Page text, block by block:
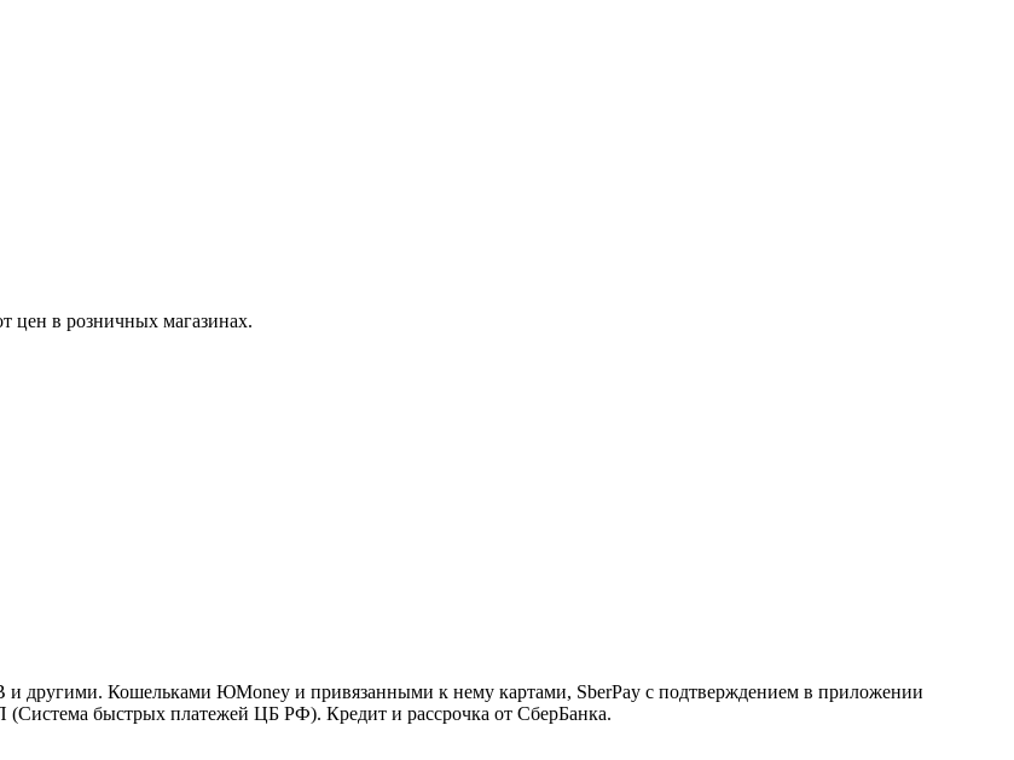
цен в розничных магазинах.
и другими. Кошельками ЮMoney и привязанными к нему картами, SberPay с подтверждением в приложении
быстрых платежей ЦБ РФ). Кредит и рассрочка от СберБанка.